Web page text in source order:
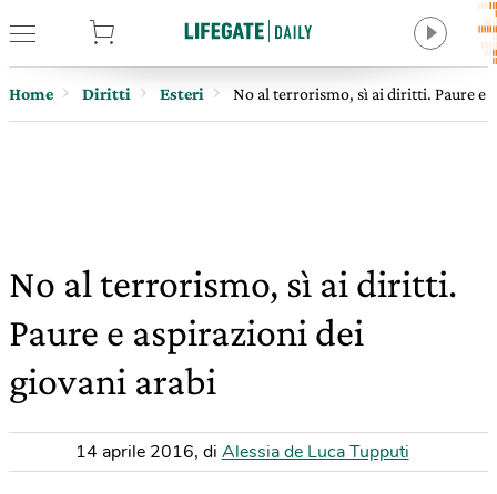
Home Diritti Esteri No al terrorismo, sì ai diritti. Paure e
No al terrorismo, sì ai diritti.
Paure e aspirazioni dei
giovani arabi
14 aprile 2016, di Alessia de Luca Tupputi